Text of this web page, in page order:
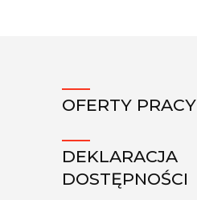
OFERTY PRACY
DEKLARACJA
DOSTĘPNOŚCI